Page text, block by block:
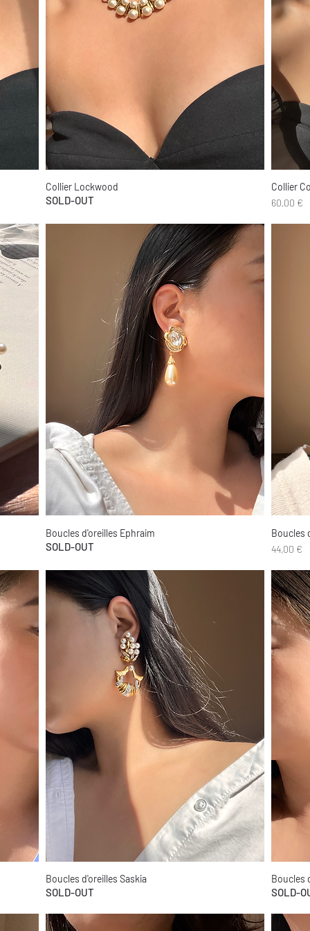
Collier Lockwood
SOLD-OUT
Collier
Prix
60,00 €
Aperçu rapide
Boucles d'oreilles Ephraim
SOLD-OUT
Boucles
Prix
44,00 €
Aperçu rapide
Boucles d'oreilles Saskia
SOLD-OUT
Boucles
SOLD-